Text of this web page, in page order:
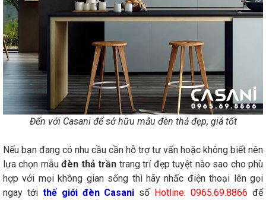
Đến với Casani để sở hữu mẫu đèn thả đẹp, giá tốt
Nếu bạn đang có nhu cầu cần hỗ trợ tư vấn hoặc không biết nên
lựa chọn mẫuđèn thả trần trang trí đẹp tuyệt nào sao cho phù
hợp với mọi không gian sống thì hãy nhấc điện thoại lên gọi
ngay tới thế giới đèn Casani số Hotline: 0965.69.8866 để